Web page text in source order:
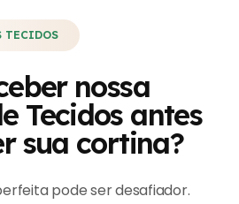
TECIDOS
nossa
Tecidos antes
sua cortina?
pode ser desafiador.